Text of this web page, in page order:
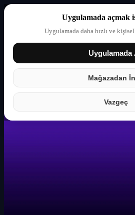
Uygulamada açmak
Uygulamada daha hızlı ve
Uygulamada
Mağazadan
Vazgeç
Giriş yap Partner